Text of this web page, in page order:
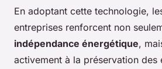
En adoptant cette technologie,
entreprises renforcent non
indépendance énergétique,
activement à la préservation des